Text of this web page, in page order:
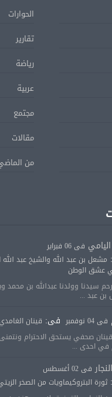
الحوارات
تقارير
رياضة
عربية
مجتمع
مقالات
من
فى 06 فبراير
مشعل بن عبد الله والشيخ عبد
عشق الوطن
سيدنا وولدنا عبدالله بن
عبد ...
فى 04 نوفمبر فى: قينان
صحفي يستحق الاحترام
في احدى ...
فى 02 أغسطس
ثورة البتروكيماويات من الصخر